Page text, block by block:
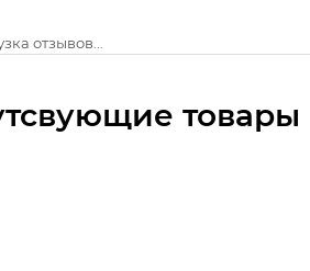
отзывов...
товары